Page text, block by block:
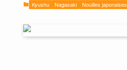
Kyushu Nagasaki Nouilles japonaises